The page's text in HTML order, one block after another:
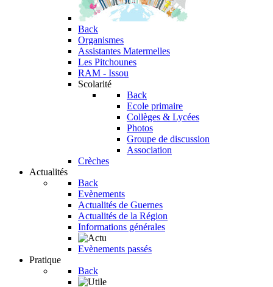
Back
Organismes
Assistantes Matermelles
Les Pitchounes
RAM - Issou
Scolarité
Back
Ecole primaire
Collèges & Lycées
Photos
Groupe de discussion
Association
Crèches
Actualités
Back
Evènements
Actualités de Guernes
Actualités de la Région
Informations générales
Evènements passés
Pratique
Back